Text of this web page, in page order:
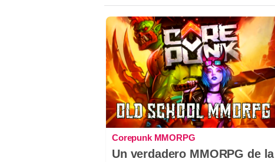
Corepunk MMORPG
Un verdadero MMORPG de la